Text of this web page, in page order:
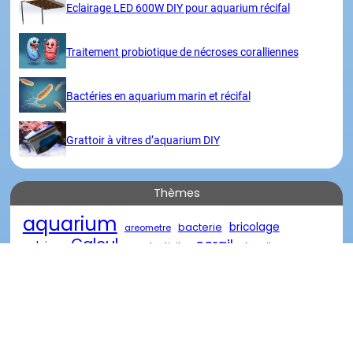
Eclairage LED 600W DIY pour aquarium récifal
Traitement probiotique de nécroses coralliennes
Bactéries en aquarium marin et récifal
Grattoir à vitres d’aquarium DIY
Thèmes
aquarium areometre bacterie bricolage
calcium
Calcul conductivite corail
densite